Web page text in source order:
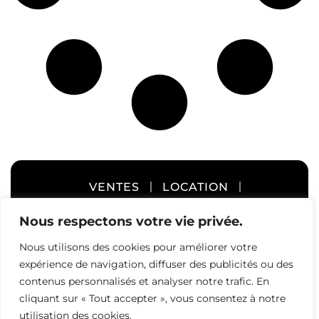
Nous respectons votre vie privée.
Nous utilisons des cookies pour améliorer votre
expérience de navigation, diffuser des publicités ou des
contenus personnalisés et analyser notre trafic. En
cliquant sur « Tout accepter », vous consentez à notre
utilisation des cookies.
Remorque
Naturel / Huile
/ Propane
Éléctrique
Plaque
Pompe / Génératrice / Compresseur / Soudure /
Éclairage
VENTES LOCATION
ENTREPROSAGE À PROPOS
CARRIÈRES CONTACT